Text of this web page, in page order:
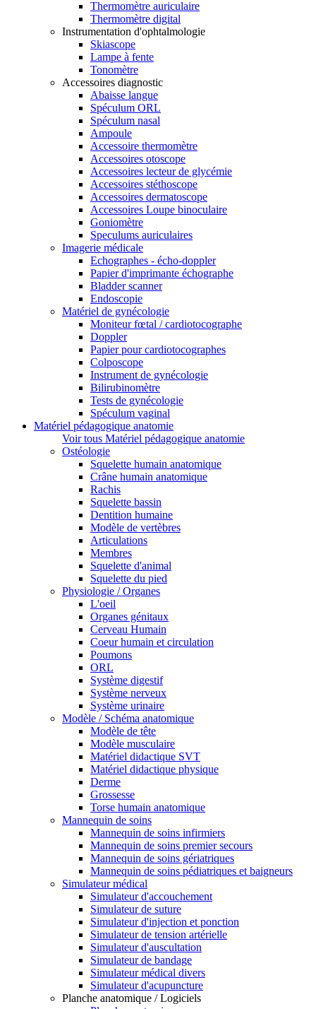
Thermomètre auriculaire
Thermomètre digital
Instrumentation d'ophtalmologie
Skiascope
Lampe à fente
Tonomètre
Accessoires diagnostic
Abaisse langue
Spéculum ORL
Spéculum nasal
Ampoule
Accessoire thermomètre
Accessoires otoscope
Accessoires lecteur de glycémie
Accessoires stéthoscope
Accessoires dermatoscope
Accessoires Loupe binoculaire
Goniomètre
Speculums auriculaires
Imagerie médicale
Echographes - écho-doppler
Papier d'imprimante échographe
Bladder scanner
Endoscopie
Matériel de gynécologie
Moniteur fœtal / cardiotocographe
Doppler
Papier pour cardiotocographes
Colposcope
Instrument de gynécologie
Bilirubinomètre
Tests de gynécologie
Spéculum vaginal
Matériel pédagogique anatomie
Voir tous Matériel pédagogique anatomie
Ostéologie
Squelette humain anatomique
Crâne humain anatomique
Rachis
Squelette bassin
Dentition humaine
Modèle de vertèbres
Articulations
Membres
Squelette d'animal
Squelette du pied
Physiologie / Organes
L'oeil
Organes génitaux
Cerveau Humain
Coeur humain et circulation
Poumons
ORL
Système digestif
Système nerveux
Système urinaire
Modèle / Schéma anatomique
Modèle de tête
Modèle musculaire
Matériel didactique SVT
Matériel didactique physique
Derme
Grossesse
Torse humain anatomique
Mannequin de soins
Mannequin de soins infirmiers
Mannequin de soins premier secours
Mannequin de soins gériatriques
Mannequin de soins pédiatriques et baigneurs
Simulateur médical
Simulateur d'accouchement
Simulateur de suture
Simulateur d'injection et ponction
Simulateur de tension artérielle
Simulateur d'auscultation
Simulateur de bandage
Simulateur médical divers
Simulateur d'acupuncture
Planche anatomique / Logiciels